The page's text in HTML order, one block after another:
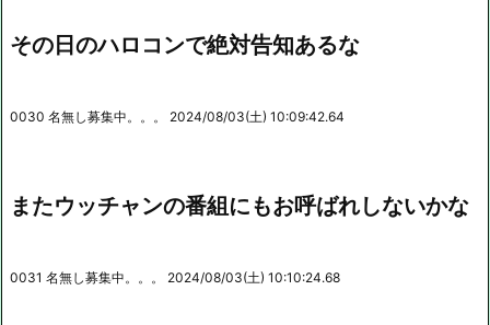
その日のハロコンで絶対告知あるな
0030 名無し募集中。。。 2024/08/03(土) 10:09:42.64
またウッチャンの番組にもお呼ばれしないかな
0031 名無し募集中。。。 2024/08/03(土) 10:10:24.68